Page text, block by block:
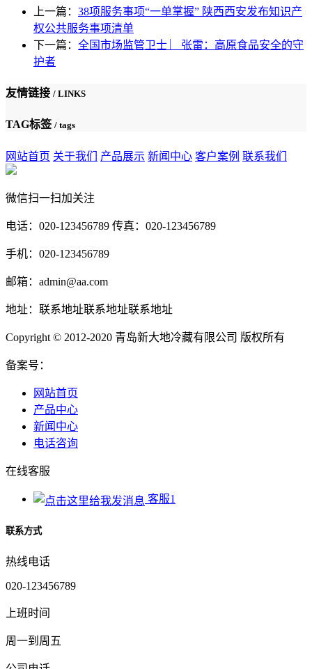
上一篇： 38项服务事项“一单掌握” 陕西西安发布知识产
权公共服务事项清单
下一篇： 全国市场监管卫士 ︳张雷：高原食品安全的守
护者
友情链接 / LINKS
TAG标签 / tags
网站首页 关于我们 产品展示 新闻中心 客户案例 联系我们
微信扫一扫加关注
电话：020-123456789 传真：020-123456789
手机：020-123456789
邮箱：admin@aa.com
地址：联系地址联系地址联系地址
Copyright © 2012-2020 青岛新大地冷藏有限公司 版权所有
备案号：
网站首页
产品中心
新闻中心
电话咨询
在线客服
客服1
联系方式
热线电话
020-123456789
上班时间
周一到周五